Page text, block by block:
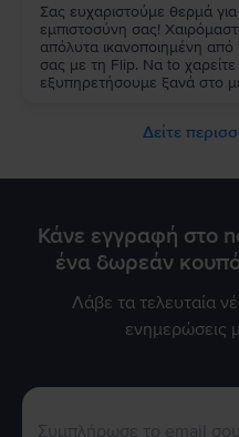
Σας ευχαριστούμε θερμά
εμπιστοσύνη σας!
απόλυτα ικανοποιημένη από
σας με τη Flip. Να to
εξυπηρετήσουμε ξανά στο
Δείτε
Κάνε εγγραφή στο
ένα δωρεάν
Λάβε τα τελευταία
ενημερώσεις